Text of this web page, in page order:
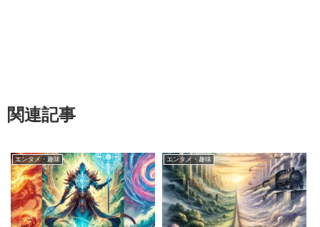
関連記事
エンタメ・趣味 エンタメ・趣味